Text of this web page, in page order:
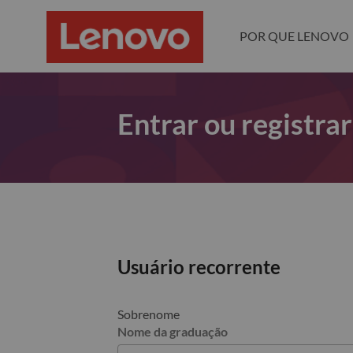
POR QUE LENOVO
Entrar ou
Usuário recorrente
Sobrenome
Nome da graduação